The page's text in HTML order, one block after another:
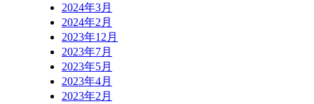
2024年3月
2024年2月
2023年12月
2023年7月
2023年5月
2023年4月
2023年2月